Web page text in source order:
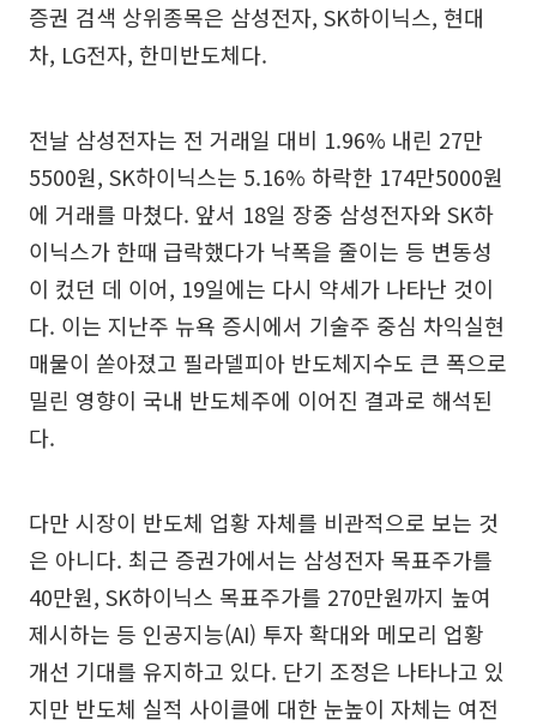
증권 검색 상위종목은 삼성전자, SK하이닉스, 현대
차, LG전자, 한미반도체다.
전날 삼성전자는 전 거래일 대비 1.96% 내린 27만
5500원, SK하이닉스는 5.16% 하락한 174만5000원
에 거래를 마쳤다. 앞서 18일 장중 삼성전자와 SK하
이닉스가 한때 급락했다가 낙폭을 줄이는 등 변동성
이 컸던 데 이어, 19일에는 다시 약세가 나타난 것이
다. 이는 지난주 뉴욕 증시에서 기술주 중심 차익실현
매물이 쏟아졌고 필라델피아 반도체지수도 큰 폭으로
밀린 영향이 국내 반도체주에 이어진 결과로 해석된
다.
다만 시장이 반도체 업황 자체를 비관적으로 보는 것
은 아니다. 최근 증권가에서는 삼성전자 목표주가를
40만원, SK하이닉스 목표주가를 270만원까지 높여
제시하는 등 인공지능(AI) 투자 확대와 메모리 업황
개선 기대를 유지하고 있다. 단기 조정은 나타나고 있
지만 반도체 실적 사이클에 대한 눈높이 자체는 여전